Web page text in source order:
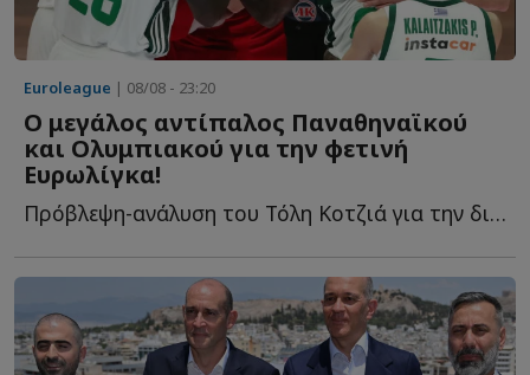
Euroleague | 08/08 - 23:20
Ο μεγάλος αντίπαλος Παναθηναϊκού
και Ολυμπιακού για την φετινή
Ευρωλίγκα!
Πρόβλεψη-ανάλυση του Τόλη Κοτζιά για την διοργάνωση π...